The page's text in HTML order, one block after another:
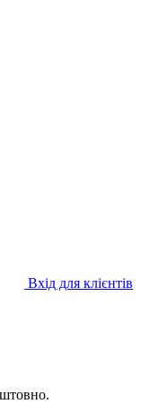
Вхід для клієнтів